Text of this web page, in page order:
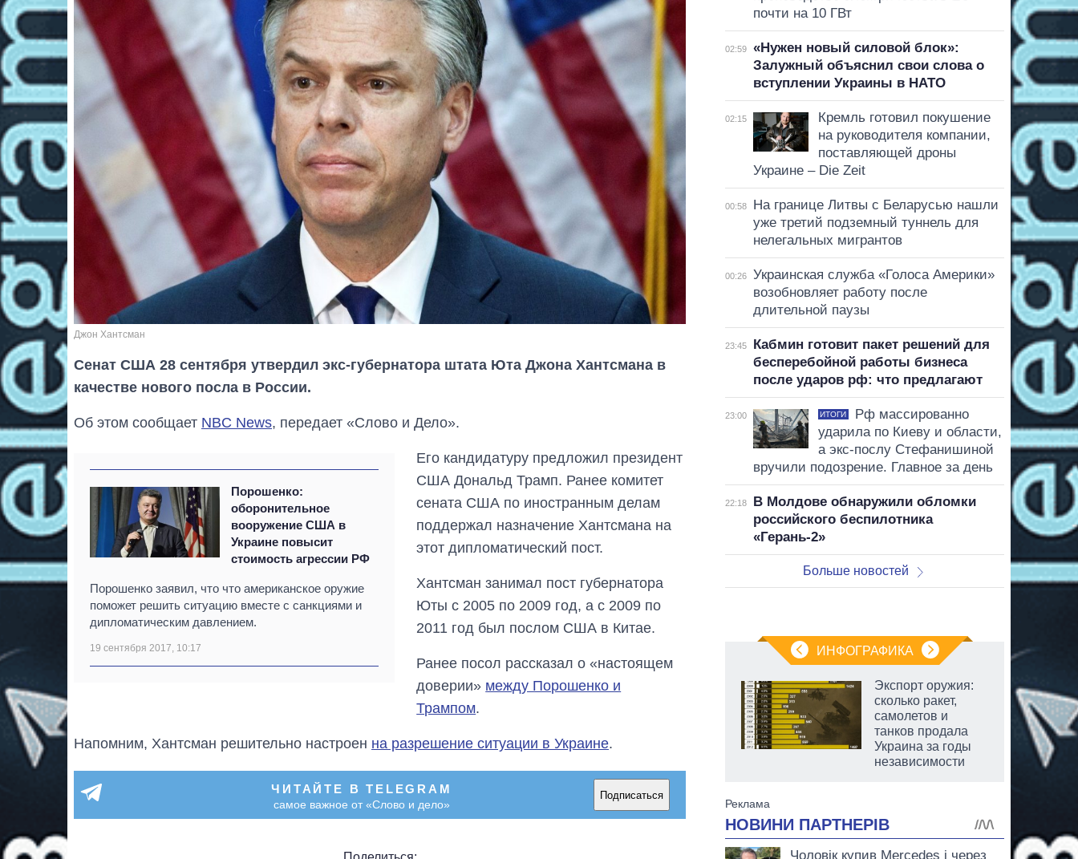
Джон Хантсман
Сенат США 28 сентября утвердил экс-губернатора штата Юта Джона Хантсмана в
качестве нового посла в России.
Об этом сообщает NBC News, передает «Слово и Дело».
Порошенко:
оборонительное
вооружение США в
Украине повысит
стоимость агрессии РФ
Порошенко заявил, что что американское оружие
поможет решить ситуацию вместе с санкциями и
дипломатическим давлением.
19 сентября 2017, 10:17
Его кандидатуру предложил президент
США Дональд Трамп. Ранее комитет
сената США по иностранным делам
поддержал назначение Хантсмана на
этот дипломатический пост.
Хантсман занимал пост губернатора
Юты с 2005 по 2009 год, а с 2009 по
2011 год был послом США в Китае.
Ранее посол рассказал о «настоящем
доверии» между Порошенко и
Трампом.
Напомним, Хантсман решительно настроен на разрешение ситуации в Украине.
ЧИТАЙТЕ В TELEGRAM
самое важное от «Слово и дело»
Подписаться
почти на 10 ГВт
02:59
«Нужен новый силовой блок»:
Залужный объяснил свои слова о
вступлении Украины в НАТО
02:15
Кремль готовил покушение
на руководителя компании,
поставляющей дроны
Украине – Die Zeit
00:58
На границе Литвы с Беларусью нашли
уже третий подземный туннель для
нелегальных мигрантов
00:26
Украинская служба «Голоса Америки»
возобновляет работу после
длительной паузы
23:45
Кабмин готовит пакет решений для
бесперебойной работы бизнеса
после ударов рф: что предлагают
23:00 ИТОГИ
Рф массированно
ударила по Киеву и области,
а экс-послу Стефанишиной
вручили подозрение. Главное за день
22:18
В Молдове обнаружили обломки
российского беспилотника
«Герань-2»
Больше новостей
ИНФОГРАФИКА
Как выросли
на начало августа
Экспорт оружия:
сколько ракет,
самолетов и
танков продала
Украина за годы
независимости